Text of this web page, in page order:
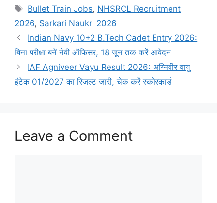
Tags
Bullet Train Jobs, NHSRCL Recruitment
2026, Sarkari Naukri 2026
Indian Navy 10+2 B.Tech Cadet Entry 2026:
बिना परीक्षा बनें नेवी ऑफिसर, 18 जून तक करें आवेदन
IAF Agniveer Vayu Result 2026: अग्निवीर वायु
इंटेक 01/2027 का रिजल्ट जारी, चेक करें स्कोरकार्ड
Leave a Comment